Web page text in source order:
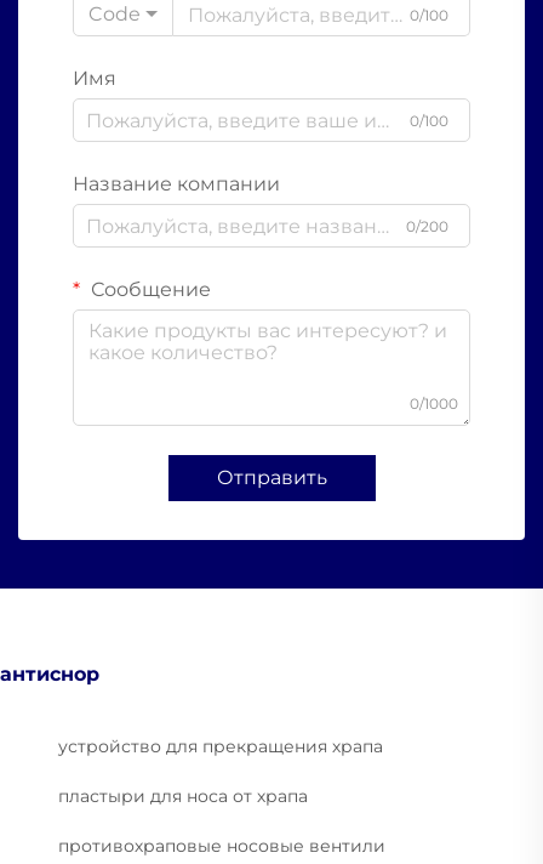
Code 0/100
Имя
0/100
Название компании
0/200
Сообщение
0/1000
Отправить
антиснор
устройство для прекращения храпа
пластыри для носа от храпа
противохраповые носовые вентили